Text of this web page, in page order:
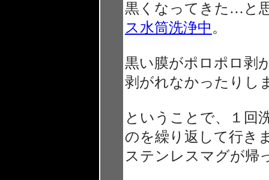
黒くなってきた…と
ス水筒洗浄中。
黒い膜がポロポロ剥
剥がれなかったりし
ということで、１
のを繰り返して行き
ステンレスマグが帰